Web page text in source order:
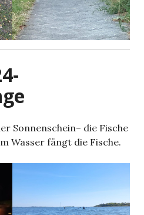
Sonnenschein– die Fische
Wasser fängt die Fische.